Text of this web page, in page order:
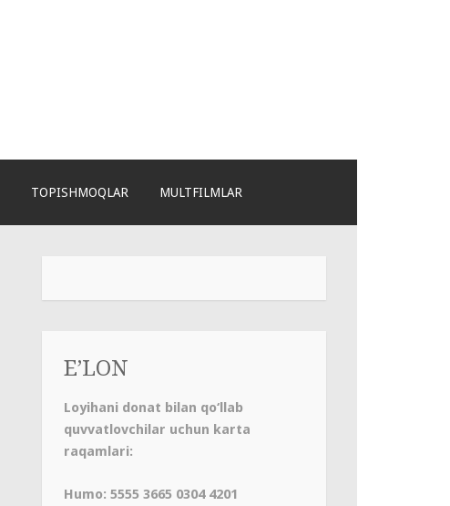
TOPISHMOQLAR MULTFILMLAR
E’LON
Loyihani donat bilan qo‘llab
quvvatlovchilar uchun karta
raqamlari:
Humo: 5555 3665 0304 4201